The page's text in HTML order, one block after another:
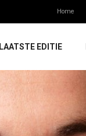
Home
LAATSTE EDITIE